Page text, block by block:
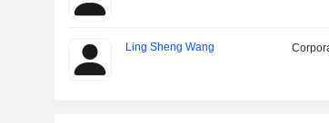
Ling Sheng Wang